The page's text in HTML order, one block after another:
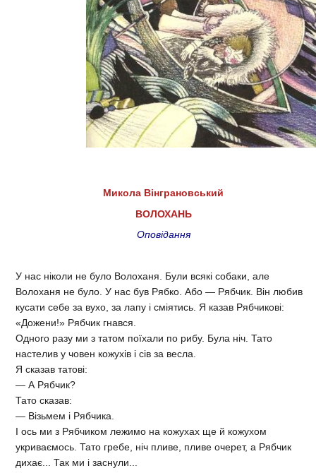
Микола Вінграновський
ВОЛОХАНЬ
Оповідання
У нас ніколи не було Волоханя. Були всякі собаки, але
Волоханя не було. У нас був Рябко. Або — Рябчик. Він любив
кусати себе за вухо, за лапу і сміятись. Я казав Рябчикові:
«Дожени!» Рябчик гнався.
Одного разу ми з татом поїхали по рибу. Була ніч. Тато
настелив у човен кожухів і сів за весла.
Я сказав татові:
— А Рябчик?
Тато сказав:
— Візьмем і Рябчика.
І ось ми з Рябчиком лежимо на кожухах ще й кожухом
укриваємось. Тато гребе, ніч пливе, пливе очерет, а Рябчик
дихає... Так ми і заснули...